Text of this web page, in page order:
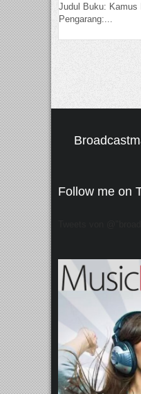
Judul Buku: Kamus
Pengarang:...
Follow me on